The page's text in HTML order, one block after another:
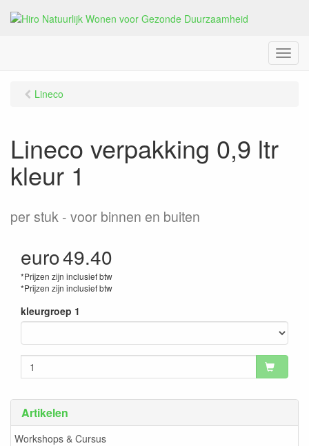
M
e
Artikelen
Workshops & Cursus
Lineco
Lineco verpakking 0,9 ltr
kleur 1
per stuk voor binnen en buiten
euro49.40
*Prijzen zijn inclusief btw
*Prijzen zijn inclusief btw
kleurgroep 1